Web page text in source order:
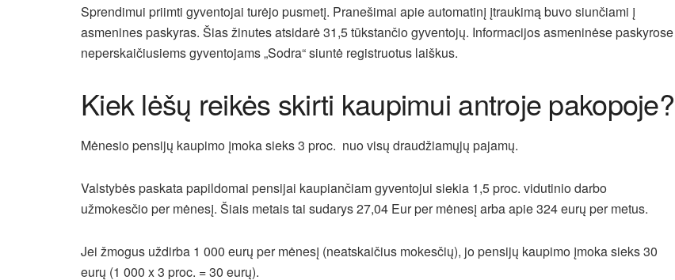
Sprendimui priimti gyventojai turėjo pusmetį. Pranešimai apie automatinį įtraukimą buvo siunčiami į
asmenines paskyras. Šias žinutes atsidarė 31,5 tūkstančio gyventojų. Informacijos asmeninėse paskyrose
neperskaičiusiems gyventojams „Sodra“ siuntė registruotus laiškus.
Kiek lėšų reikės skirti kaupimui antroje pakopoje?
Mėnesio pensijų kaupimo įmoka sieks 3 proc. nuo visų draudžiamųjų pajamų.
Valstybės paskata papildomai pensijai kaupiančiam gyventojui siekia 1,5 proc. vidutinio darbo
užmokesčio per mėnesį. Šiais metais tai sudarys 27,04 Eur per mėnesį arba apie 324 eurų per metus.
Jei žmogus uždirba 1 000 eurų per mėnesį (neatskaičius mokesčių), jo pensijų kaupimo įmoka sieks 30
eurų (1 000 x 3 proc. = 30 eurų).